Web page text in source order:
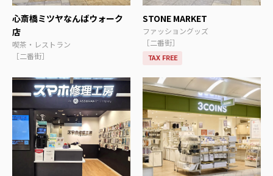
心斎橋ミツヤなんばウォーク
店
喫茶・レストラン
［二番街］
STONE MARKET
ファッショングッズ
［二番街］
TAX FREE